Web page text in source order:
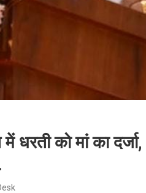
धरती को मां का